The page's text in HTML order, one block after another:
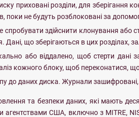
приховані розділи, для зберігання
поки не будуть розблоковані за
здійснити клонування або
Дані, що зберігаються в цих
або віддалено, щоб стерти дані
кожного блоку, щоб переконатися, що
до даних диска. Журнали
та безпеки даних, які мають
агентствами США, включно з MITRE,